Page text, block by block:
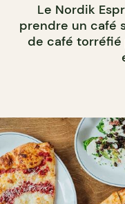
Le Nordik
prendre un café
de café torréfié